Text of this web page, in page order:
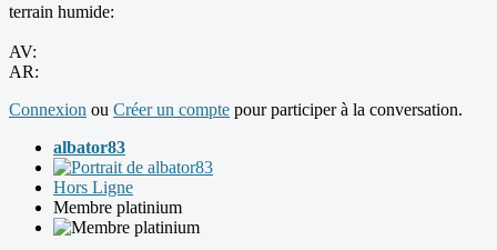
terrain humide:
AV:
AR:
Connexion ou Créer un compte pour participer à la conversation.
albator83
Hors Ligne
Membre platinium